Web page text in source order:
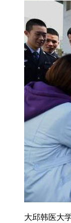
大邱韩医大